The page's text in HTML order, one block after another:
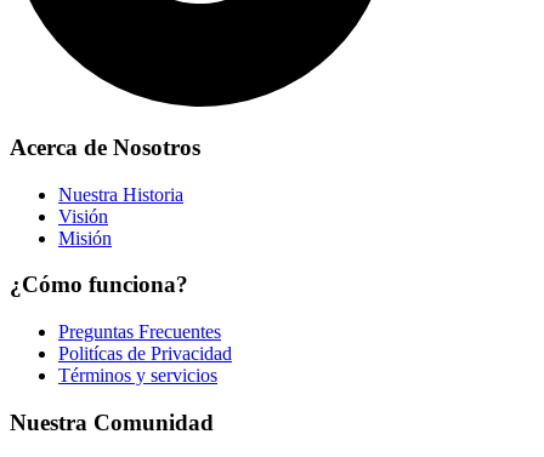
Acerca de Nosotros
Nuestra Historia
Visión
Misión
¿Cómo funciona?
Preguntas Frecuentes
Politícas de Privacidad
Términos y servicios
Nuestra Comunidad